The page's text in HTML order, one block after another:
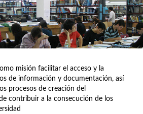
misión facilitar el acceso y la
de información y documentación, así
procesos de creación del
contribuir a la consecución de los